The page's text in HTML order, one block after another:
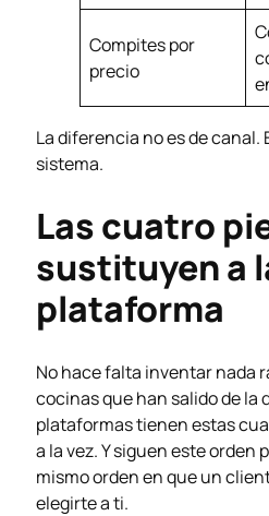
Compites por
precio
La diferencia no es de canal.
sistema.
Las cuatro
sustituyen a
plataforma
No hace falta inventar nada
cocinas que han salido de la
plataformas tienen estas
a la vez. Y siguen este orden
mismo orden en que un
elegirte a ti.